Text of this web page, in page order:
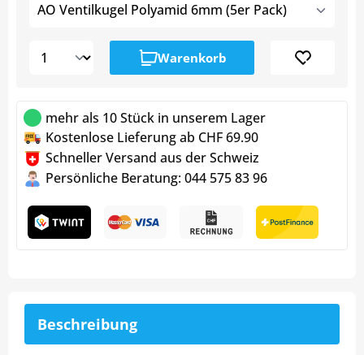
AO Ventilkugel Polyamid 6mm (5er Pack)
Warenkorb
mehr als 10 Stück in unserem Lager
Kostenlose Lieferung ab CHF 69.90
Schneller Versand aus der Schweiz
Persönliche Beratung: 044 575 83 96
Beschreibung